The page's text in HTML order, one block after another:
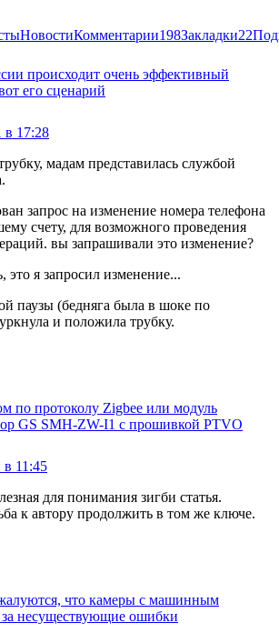
НовостиКомментарии198Закладки22
происходит очень эффективный
его сценарий
в 17:28
мадам представилась службой
запрос на изменение номера телефона
счету, для возможного проведения
вы запрашивали это изменение?
это я запросил изменение...
паузы (бедняга была в шоке по
и положила трубку.
по протоколу Zigbee или модуль
GS SMH-ZW-I1 с прошивкой PTVO
в 11:45
для понимания зигби статья.
к автору продолжить в том же ключе.
что камеры с машинным
несуществующие ошибки